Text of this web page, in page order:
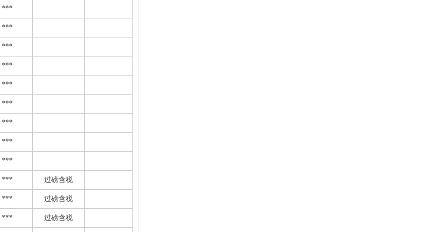
***
***
***
***
***
***
***
***
***
*** 过磅含税
*** 过磅含税
*** 过磅含税